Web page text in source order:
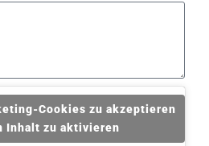
Cookies zu akzeptieren
Inhalt zu aktivieren